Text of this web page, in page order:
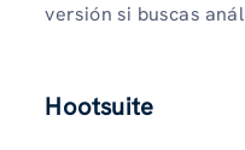
versión si buscas
Hootsuite